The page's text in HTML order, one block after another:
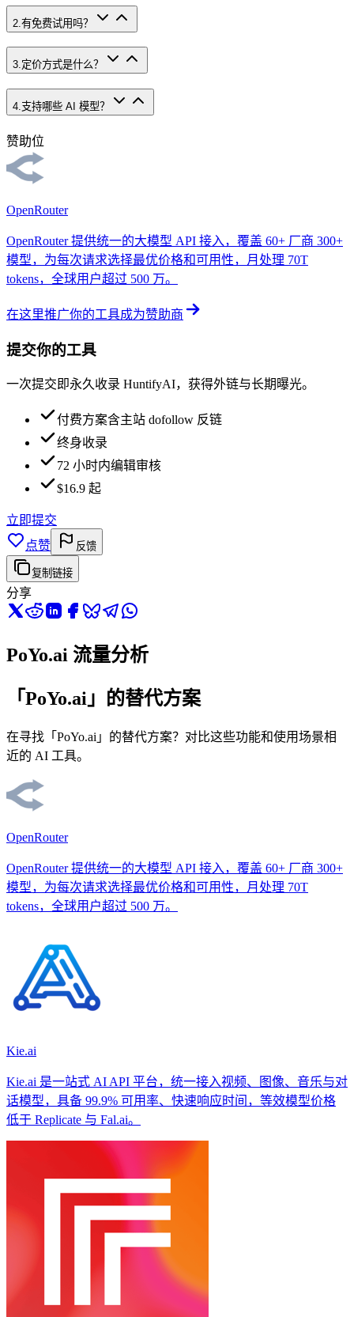
2 有免费试用吗？
3.定价方式是什么？
4.支持哪些 AI 模型？
赞助位
OpenRouter
OpenRouter 提供统一的大模型 API 接入，覆盖 60+ 厂商 300+
模型，为每次请求选择最优价格和可用性，月处理 70T
tokens，全球用户超过 500 万。
在这里推广你的工具成为赞助商
提交你的工具
一次提交即永久收录 HuntifyAI，获得外链与长期曝光。
付费方案含主站 dofollow 反链
终身收录
72 小时内编辑审核
$16.9 起
立即提交
点赞
反馈
复制链接
分享
PoYo.ai 流量分析
「PoYo.ai」的替代方案
在寻找「PoYo.ai」的替代方案？对比这些功能和使用场景相
近的 AI 工具。
OpenRouter
OpenRouter 提供统一的大模型 API 接入，覆盖 60+ 厂商 300+
模型，为每次请求选择最优价格和可用性，月处理 70T
tokens，全球用户超过 500 万。
Kie.ai
Kie.ai 是一站式 AI API 平台，统一接入视频、图像、音乐与对
话模型，具备 99.9% 可用率、快速响应时间，等效模型价格
低于 Replicate 与 Fal.ai。